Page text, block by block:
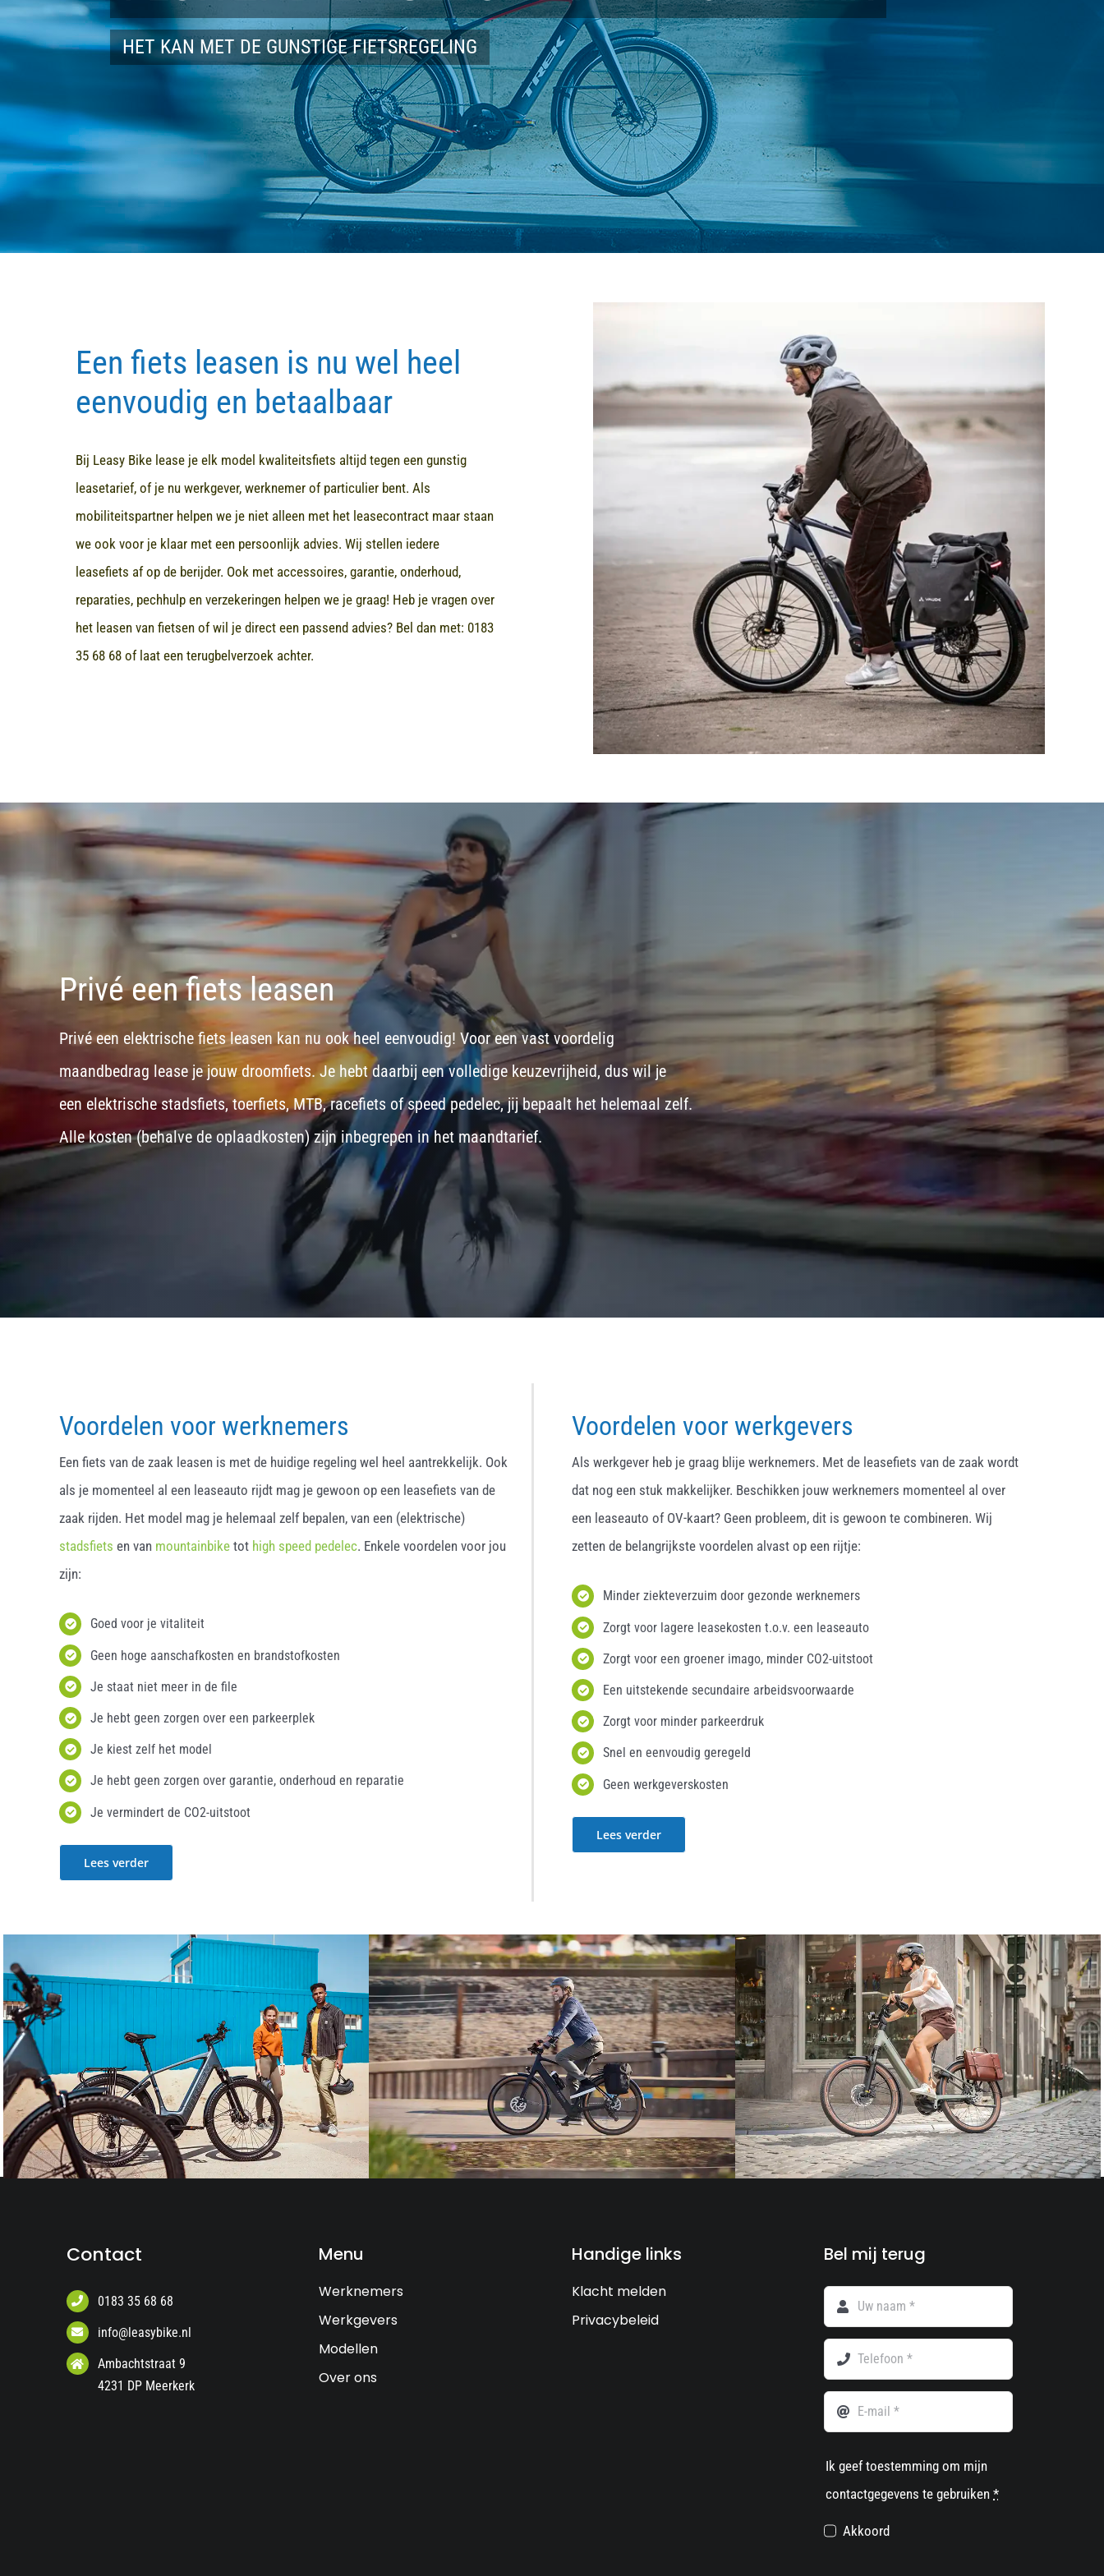
HET KAN MET DE GUNSTIGE FIETSREGELING
Een fiets leasen is nu wel heel
eenvoudig en betaalbaar
Bij Leasy Bike lease je elk model kwaliteitsfiets altijd tegen een gunstig
leasetarief, of je nu werkgever, werknemer of particulier bent. Als
mobiliteitspartner helpen we je niet alleen met het leasecontract maar staan
we ook voor je klaar met een persoonlijk advies. Wij stellen iedere
leasefiets af op de berijder. Ook met accessoires, garantie, onderhoud,
reparaties, pechhulp en verzekeringen helpen we je graag! Heb je vragen over
het leasen van fietsen of wil je direct een passend advies? Bel dan met: 0183
35 68 68of laat een terugbelverzoek achter.
Privé een fiets leasen
Privé een elektrische fiets leasen kan nu ook heel eenvoudig! Voor een vast voordelig
maandbedrag lease je jouw droomfiets. Je hebt daarbij een volledige keuzevrijheid, dus wil je
een elektrische stadsfiets, toerfiets,MTB,racefiets ofspeed pedelec, jij bepaalt het helemaal zelf.
Alle kosten (behalve de oplaadkosten) zijn inbegrepen in het maandtarief.
Voordelen voor werknemers
Een fiets van de zaak leasen is met de huidige regeling wel heel aantrekkelijk. Ook
als je momenteel al een leaseauto rijdt mag je gewoon op een leasefiets van de
zaak rijden. Het model mag je helemaal zelf bepalen, van een (elektrische)
stadsfiets en van mountainbiketot high speed pedelec. Enkele voordelen voor jou
zijn:
Goed voor je vitaliteit
Geen hoge aanschafkosten en brandstofkosten
Je staat niet meer in de file
Je hebt geen zorgen over een parkeerplek
Je kiest zelf het model
Je hebt geen zorgen over garantie, onderhoud en reparatie
Je vermindert de CO2-uitstoot
Lees verder
Voordelen voor werkgevers
Als werkgever heb je graag blije werknemers. Met de leasefiets van de zaak wordt
dat nog een stuk makkelijker. Beschikken jouw werknemers momenteel al over
een leaseauto of OV-kaart? Geen probleem, dit is gewoon te combineren. Wij
zetten de belangrijkste voordelen alvast op een rijtje:
Minder ziekteverzuim door gezonde werknemers
Zorgt voor lagere leasekosten t.o.v. een leaseauto
Zorgt voor een groener imago, minder CO2-uitstoot
Een uitstekende secundaire arbeidsvoorwaarde
Zorgt voor minder parkeerdruk
Snel en eenvoudig geregeld
Geen werkgeverskosten
Lees verder
Contact
0183 35 68 68
info@leasybike.nl
Ambachtstraat 9
4231 DP Meerkerk
Menu
Werknemers
Werkgevers
Modellen
Over ons
Handige links
Klacht melden
Privacybeleid
Bel mij terug
Ik geef toestemming om mijn
contactgegevens te gebruiken*
Akkoord